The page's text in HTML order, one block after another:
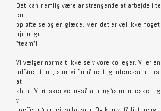
Det kan nemlig være anstrengende at arbejde i
en
opløftelse og en glæde. Men det er vel ikke
hjemlige
"team"!
Vi vælger normalt ikke selv vore kolleger. Vi er
udføre et job, som vi forhåbentlig interesserer
at
klare. Vi ønsker vel også at omgås mennesker
vi